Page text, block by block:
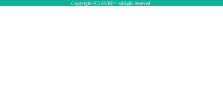
Copyright (C) SURF+ allright reserved.